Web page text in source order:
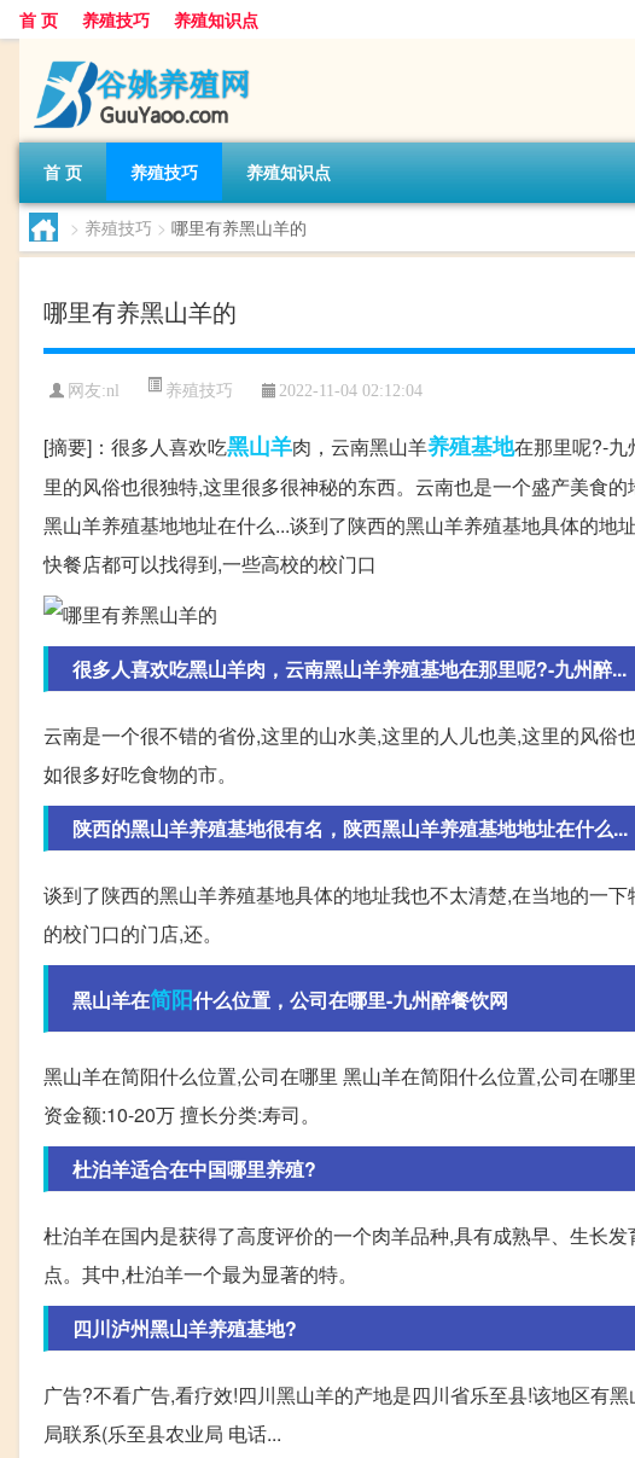
首 页 养殖技巧 养殖知识点
首 页 养殖技巧 养殖知识点
> 养殖技巧 > 哪里有养黑山羊的
哪里有养黑山羊的
网友:nl 养殖技巧 2022-11-04 02:12:04
[摘要]：很多人喜欢吃黑山羊肉，云南黑山羊养殖基地在那里呢?-九
里的风俗也很独特,这里很多很神秘的东西。云南也是一个盛产美食
黑山羊养殖基地地址在什么...谈到了陕西的黑山羊养殖基地具体的
快餐店都可以找得到,一些高校的校门口
很多人喜欢吃黑山羊肉，云南黑山羊养殖基地在那里呢?-九州醉...
云南是一个很不错的省份,这里的山水美,这里的人儿也美,这里的风
如很多好吃食物的市。
陕西的黑山羊养殖基地很有名，陕西黑山羊养殖基地地址在什么...
谈到了陕西的黑山羊养殖基地具体的地址我也不太清楚,在当地的一
的校门口的门店,还。
黑山羊在简阳什么位置，公司在哪里-九州醉餐饮网
黑山羊在简阳什么位置,公司在哪里 黑山羊在简阳什么位置,公司在哪
资金额:10-20万 擅长分类:寿司。
杜泊羊适合在中国哪里养殖?
杜泊羊在国内是获得了高度评价的一个肉羊品种,具有成熟早、生长
点。其中,杜泊羊一个最为显著的特。
四川泸州黑山羊养殖基地?
广告?不看广告,看疗效!四川黑山羊的产地是四川省乐至县!该地区有
局联系(乐至县农业局 电话...